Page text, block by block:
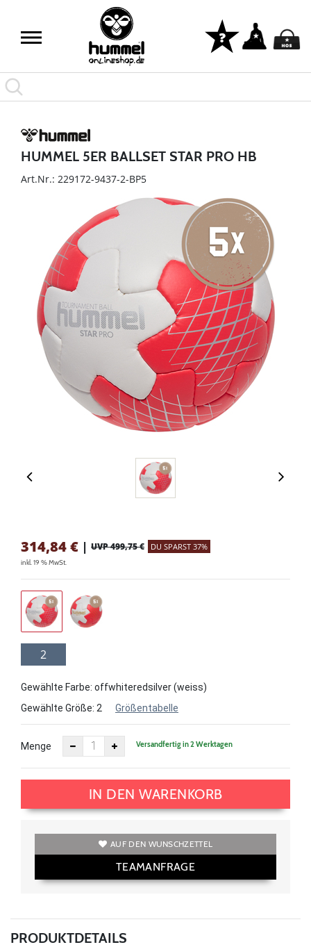
HUMMEL 5ER BALLSET STAR PRO HB
Art.Nr.: 229172-9437-2-BP5
314,84€ | UVP 499,75 € DU SPARST 37%
inkl. 19 % MwSt.
2
Gewählte Farbe: offwhiteredsilver (weiss)
Gewählte Größe: 2 Größentabelle
Menge Versandfertig in 2 Werktagen
IN DEN WARENKORB
AUF DEN WUNSCHZETTEL
TEAMANFRAGE
PRODUKTDETAILS